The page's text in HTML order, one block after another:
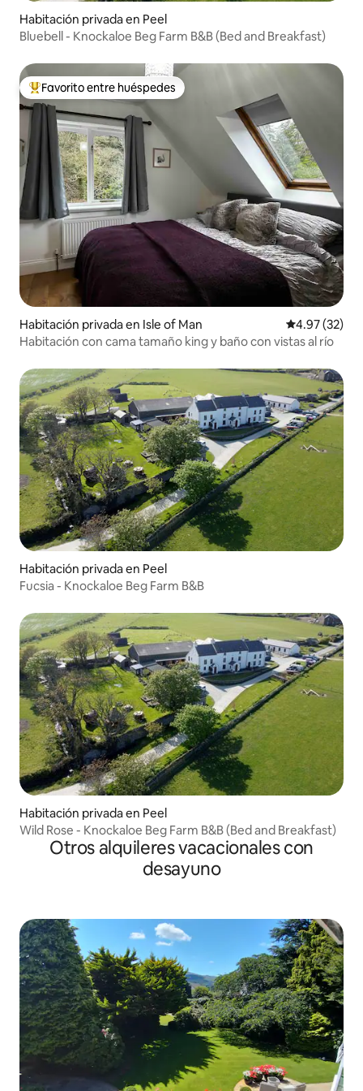
Habitación privada en Peel
Bluebell - Knockaloe Beg Farm B&B (Bed and Breakfast)
Favorito entre huéspedes preferido
Favorito entre huéspedes
Habitación privada en Isle of Man Calificación
4.97 (32)
Habitación con cama tamaño king y baño con vistas al río
Habitación privada en Peel
Fucsia - Knockaloe Beg Farm B&B
Habitación privada en Peel
Wild Rose - Knockaloe Beg Farm B&B (Bed and Breakfast)
Otros alquileres vacacionales con
desayuno